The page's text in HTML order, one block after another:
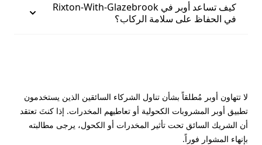
كيف تساعد أوبر في Rixton-With-Glazebrook
في الحفاظ على سلامة الركاب؟
لا تتهاون أوبر مُطلقاً بشأن تناول الشركاء السائقين الذين يستخدمون
تطبيق أوبر المشروبات الكحولية أو تعاطيهم المخدرات. إذا كنتَ تعتقد
أن الشريك السائق تحت تأثير المخدرات أو الكحول، يرجى مطالبته
بإنهاء المشوار فوراً.